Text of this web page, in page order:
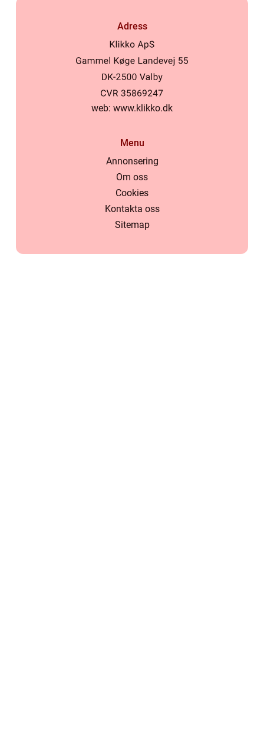
Adress
web: www.klikko.dk
Menu
Annonsering
Om oss
Cookies
Kontakta oss
Sitemap